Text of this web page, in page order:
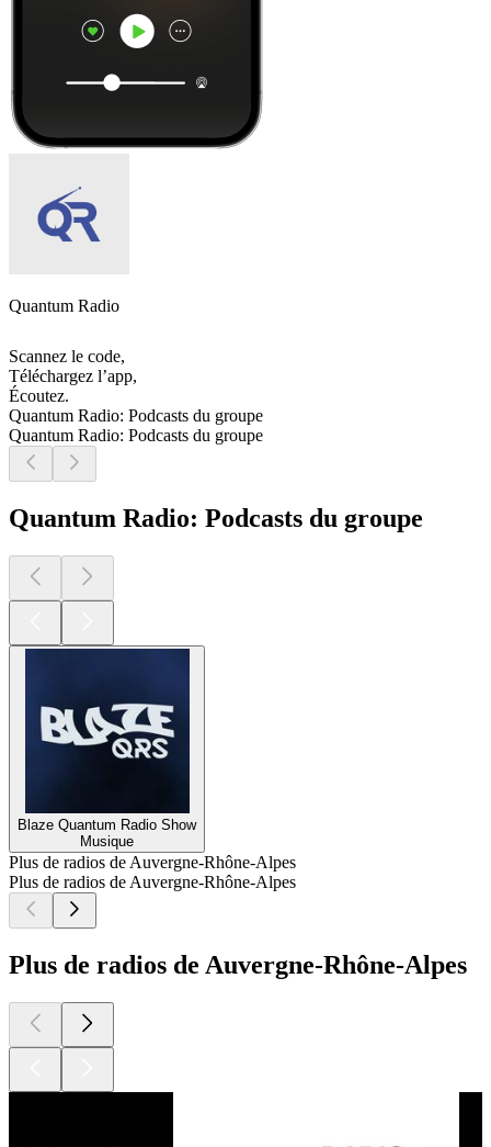
Quantum Radio
Scannez le code,
Téléchargez l’app,
Écoutez.
Quantum Radio: Podcasts du groupe
Quantum Radio: Podcasts du groupe
Quantum Radio: Podcasts du groupe
Blaze Quantum Radio Show
Musique
Plus de radios de Auvergne-Rhône-Alpes
Plus de radios de Auvergne-Rhône-Alpes
Plus de radios de Auvergne-Rhône-Alpes